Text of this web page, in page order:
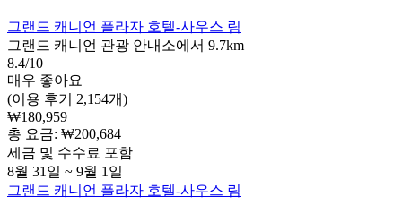
그랜드 캐니언 플라자 호텔-사우스 림
그랜드 캐니언 관광 안내소에서 9.7km
8.4/10
매우 좋아요
(이용 후기 2,154개)
₩180,959
총 요금: ₩200,684
세금 및 수수료 포함
8월 31일 ~ 9월 1일
그랜드 캐니언 플라자 호텔-사우스 림